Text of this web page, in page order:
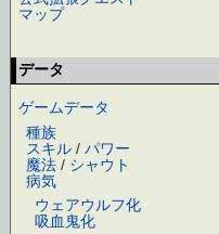
マップ
データ
ゲームデータ
種族
スキル /パワー
魔法 / シャウト
病気
ウェアウルフ化
吸血鬼化